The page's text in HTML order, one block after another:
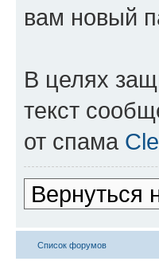
вам новый
В целях
текст
от спама
Вернуться
Список форумов